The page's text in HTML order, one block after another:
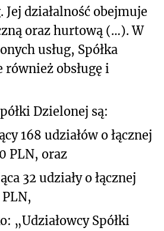
Jej działalność obejmuje
oraz hurtową (…). W
usług, Spółka
obsługę i
Dzielonej są:
168 udziałów o łącznej
PLN, oraz
32 udziały o łącznej
„Udziałowcy Spółki